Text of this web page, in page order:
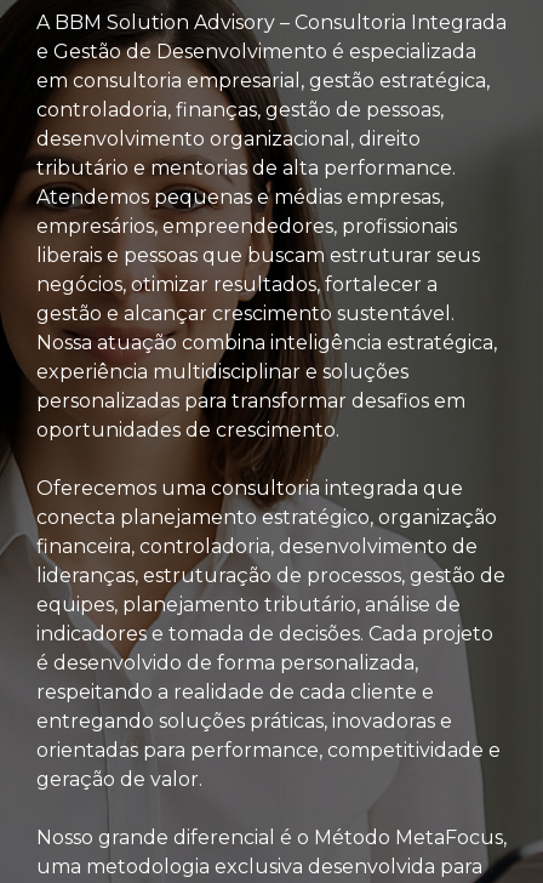
A BBM Solution Advisory – Consultoria Integrada
e Gestão de Desenvolvimento é especializada
em consultoria empresarial, gestão estratégica,
controladoria, finanças, gestão de pessoas,
desenvolvimento organizacional, direito
tributário e mentorias de alta performance.
Atendemos pequenas e médias empresas,
empresários, empreendedores, profissionais
liberais e pessoas que buscam estruturar seus
negócios, otimizar resultados, fortalecer a
gestão e alcançar crescimento sustentável.
Nossa atuação combina inteligência estratégica,
experiência multidisciplinar e soluções
personalizadas para transformar desafios em
oportunidades de crescimento.
Oferecemos uma consultoria integrada que
conecta planejamento estratégico, organização
financeira, controladoria, desenvolvimento de
lideranças, estruturação de processos, gestão de
equipes, planejamento tributário, análise de
indicadores e tomada de decisões. Cada projeto
é desenvolvido de forma personalizada,
respeitando a realidade de cada cliente e
entregando soluções práticas, inovadoras e
orientadas para performance, competitividade e
geração de valor.
Nosso grande diferencial é o Método MetaFocus,
uma metodologia exclusiva desenvolvida para